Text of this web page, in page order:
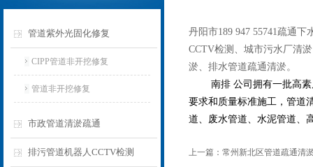
管道紫外光固化修复
CIPP管道非开挖修复
管道非开挖修复
市政管道清淤疏通
排污管道机器人CCTV检测
丹阳市189 947 55741疏通
CCTV检测、城市污水厂清
淤、排水管道疏通清淤。
南排 公司拥有一批高素质
要求和质量标准施工，管道
道、废水管道、水泥管道、
上一篇： 常州新北区管道疏通清